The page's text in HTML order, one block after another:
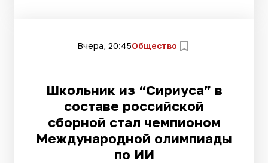
Вчера, 20:45Общество
Школьник из “Сириуса” в
составе российской
сборной стал чемпионом
Международной олимпиады
по ИИ